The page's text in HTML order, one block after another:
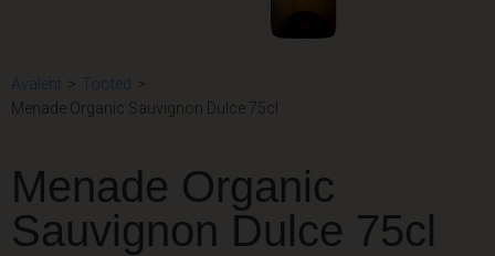
Avaleht > Tooted >
Menade Organic Sauvignon Dulce 75cl
Menade Organic
Sauvignon Dulce 75cl